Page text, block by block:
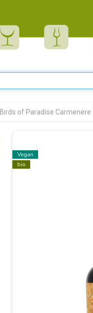
Birds of Paradise
Vegan
bio